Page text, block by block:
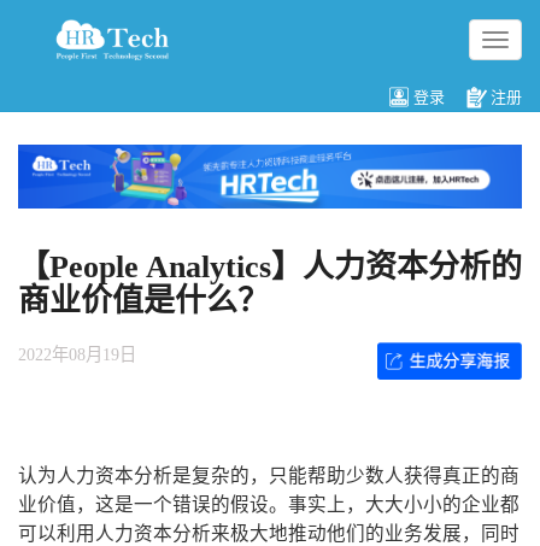
切
换
航
登录 注册
【People Analytics】人力资本分析的
商业价值是什么？
2022年08月19日
认为人力资本分析是复杂的，只能帮助少数人获得真正的商
业价值，这是一个错误的假设。事实上，大大小小的企业都
可以利用人力资本分析来极大地推动他们的业务发展，同时